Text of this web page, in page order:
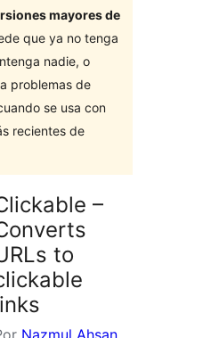
mayores de
que ya no tenga
nadie, o
problemas de
se usa con
recientes de
–
to
Nazmul Ahsan